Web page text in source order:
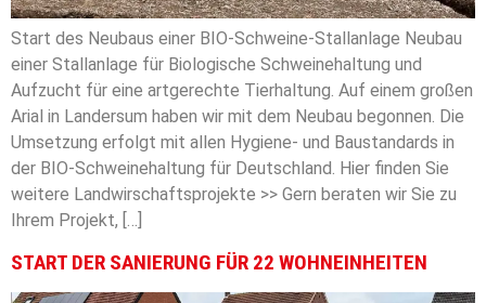
Start des Neubaus einer BIO-Schweine-Stallanlage Neubau
einer Stallanlage für Biologische Schweinehaltung und
Aufzucht für eine artgerechte Tierhaltung. Auf einem großen
Arial in Landersum haben wir mit dem Neubau begonnen. Die
Umsetzung erfolgt mit allen Hygiene- und Baustandards in
der BIO-Schweinehaltung für Deutschland. Hier finden Sie
weitere Landwirschaftsprojekte >> Gern beraten wir Sie zu
Ihrem Projekt, […]
START DER SANIERUNG FÜR 22 WOHNEINHEITEN